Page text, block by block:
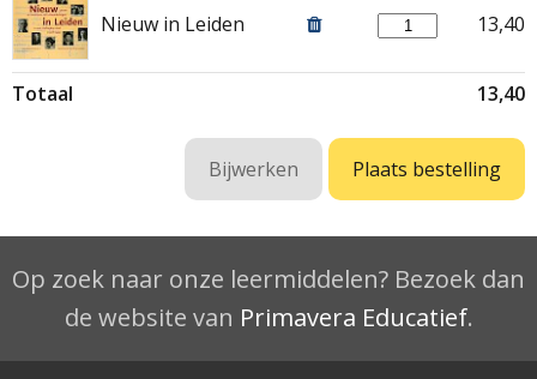
Nieuw in Leiden 13,40
Totaal 13,40
Op zoek naar onze leermiddelen? Bezoek dan
de website van Primavera Educatief.